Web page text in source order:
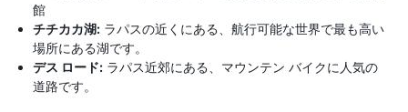
館
チチカカ湖: ラパスの近くにある、航行可能な世界で最も高い
場所にある湖です。
デス ロード: ラパス近郊にある、マウンテン バイクに人気の
道路です。